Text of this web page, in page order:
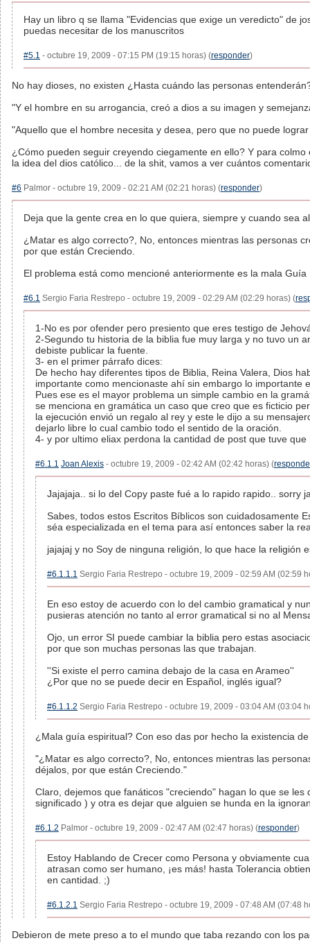
Hay un libro q se llama "Evidencias que exige un veredicto" de
puedas necesitar de los manuscritos
#5.1 - octubre 19, 2009 - 07:15 PM (19:15 horas) (responder)
No hay dioses, no existen ¿Hasta cuándo las personas
"Y el hombre en su arrogancia, creó a dios a su imagen y
"Aquello que el hombre necesita y desea, pero que no puede
¿Cómo pueden seguir creyendo ciegamente en ello? Y para
la idea del dios católico... de la shit, vamos a ver cuántos
#6 Palmor - octubre 19, 2009 - 02:21 AM (02:21 horas) (responder)
Deja que la gente crea en lo que quiera, siempre y cuando sea
¿Matar es algo correcto?, No, entonces mientras las personas
por que están Creciendo.
El problema está como mencioné anteriormente es la mala Guía
#6.1 Sergio Faria Restrepo - octubre 19, 2009 - 02:29 AM (02:29 horas) (
1-No es por ofender pero presiento que eres testigo de
2-Segundo tu historia de la biblia fue muy larga y no tuvo un
debiste publicar la fuente.
3- en el primer párrafo dices:
De hecho hay diferentes tipos de Biblia, Reina Valera, Dios
importante como mencionaste ahí sin embargo lo importante
Pues ese es el mayor problema un simple cambio en la
se menciona en gramática un caso que creo que es ficticio
la ejecución envió un regalo al rey y este le dijo a su
dejarlo libre lo cual cambio todo el sentido de la oración.
4- y por ultimo eliax perdona la cantidad de post que tuve
#6.1.1 Joan Alexis - octubre 19, 2009 - 02:42 AM (02:42 horas) (
Jajajaja.. si lo del Copy paste fué a lo rapido rapido.. sorry
Sabes, todos estos Escritos Bíblicos son cuidadosamente
séa especializada en el tema para así entonces saber la
jajajaj y no Soy de ninguna religión, lo que hace la religión
#6.1.1.1 Sergio Faria Restrepo - octubre 19, 2009 - 02:59 AM (02:59
En eso estoy de acuerdo con lo del cambio gramatical y
pusieras atención no tanto al error gramatical si no al
Ojo, un error SI puede cambiar la biblia pero estas
por que son muchas personas las que trabajan.
''Si existe el perro camina debajo de la casa en Arameo''
¿Por que no se puede decir en Español, inglés igual?
#6.1.1.2 Sergio Faria Restrepo - octubre 19, 2009 - 03:04 AM (03:04
¿Mala guía espiritual? Con eso das por hecho la existencia
"¿Matar es algo correcto?, No, entonces mientras las
déjalos, por que están Creciendo."
Claro, dejemos que fanáticos "creciendo" hagan lo que se
significado ) y otra es dejar que alguien se hunda en la
#6.1.2 Palmor - octubre 19, 2009 - 02:47 AM (02:47 horas) (responder)
Estoy Hablando de Crecer como Persona y obviamente
atrasan como ser humano, ¡es más! hasta Tolerancia
en cantidad. ;)
#6.1.2.1 Sergio Faria Restrepo - octubre 19, 2009 - 07:48 AM (07:48
Debieron de mete preso a to el mundo que taba rezando con los